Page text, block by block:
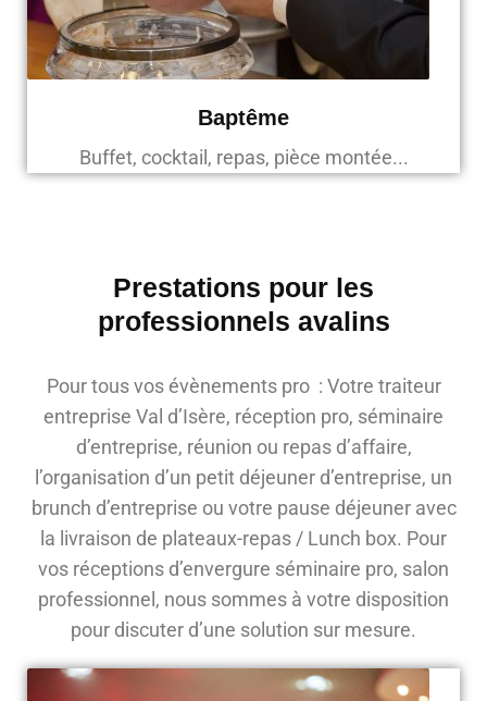
Baptême
Buffet, cocktail, repas, pièce montée...
Prestations pour les
professionnels avalins
Pour tous vos évènements pro : Votre traiteur
entreprise Val d’Isère, réception pro, séminaire
d’entreprise, réunion ou repas d’affaire,
l’organisation d’un petit déjeuner d’entreprise, un
brunch d’entreprise ou votre pause déjeuner avec
la livraison de plateaux-repas / Lunch box. Pour
vos réceptions d’envergure séminaire pro, salon
professionnel, nous sommes à votre disposition
pour discuter d’une solution sur mesure.